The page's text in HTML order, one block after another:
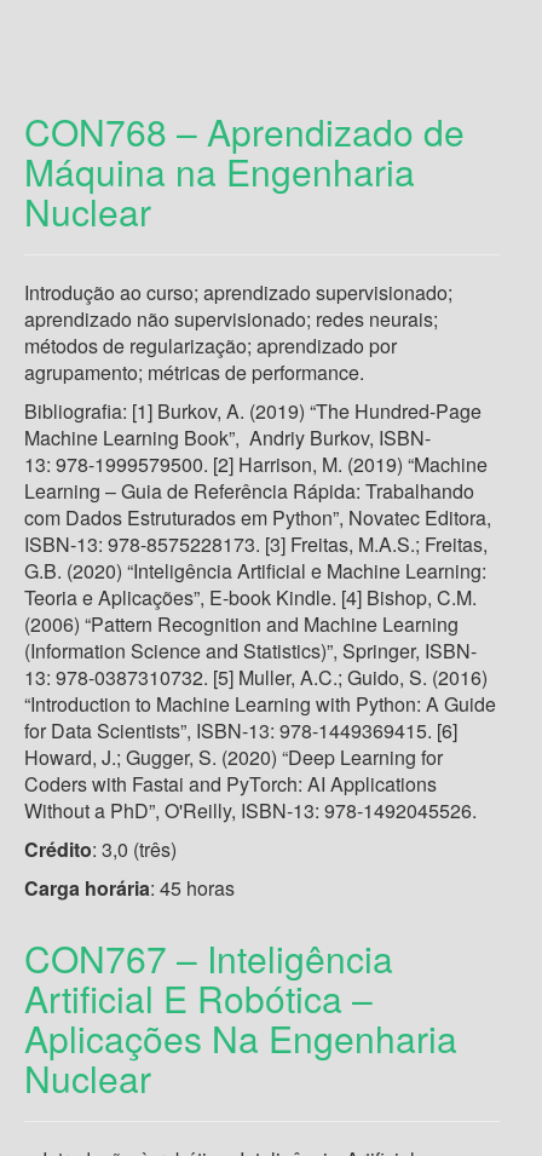
CON768 – Aprendizado de
Máquina na Engenharia
Nuclear
Introdução ao curso; aprendizado supervisionado;
aprendizado não supervisionado; redes neurais;
métodos de regularização; aprendizado por
agrupamento; métricas de performance.
Bibliografia: [1] Burkov, A. (2019) “The Hundred-Page
Machine Learning Book”, ‎ Andriy Burkov, ISBN-
13: 978-1999579500. [2] Harrison, M. (2019) “Machine
Learning – Guia de Referência Rápida: Trabalhando
com Dados Estruturados em Python”, Novatec Editora,
ISBN-13: 978-8575228173. [3] Freitas, M.A.S.; Freitas,
G.B. (2020) “Inteligência Artificial e Machine Learning:
Teoria e Aplicações”, E-book Kindle. [4] Bishop, C.M.
(2006) “Pattern Recognition and Machine Learning
(Information Science and Statistics)”, Springer, ISBN-
13: 978-0387310732. [5] Muller, A.C.; Guido, S. (2016)
“Introduction to Machine Learning with Python: A Guide
for Data Scientists”, ISBN-13: 978-1449369415. [6]
Howard, J.; Gugger, S. (2020) “Deep Learning for
Coders with Fastai and PyTorch: AI Applications
Without a PhD”, O'Reilly, ISBN-13:‎ 978-1492045526.
Crédito: 3,0 (três)
Carga horária: 45 horas
CON767 – Inteligência
Artificial E Robótica –
Aplicações Na Engenharia
Nuclear